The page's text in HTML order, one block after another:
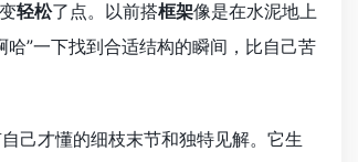
轻松了点。以前搭框架像是在水泥地上
”一下找到合适结构的瞬间，比自己苦
己才懂的细枝末节和独特见解。它生